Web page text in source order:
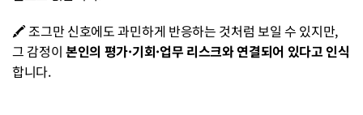
🖍️ 조그만 신호에도 과민하게 반응하는 것처럼 보일 수 있지만,
그 감정이 본인의 평가·기회·업무 리스크와 연결되어 있다고 인식
합니다.